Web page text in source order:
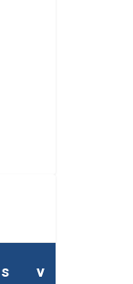
s v